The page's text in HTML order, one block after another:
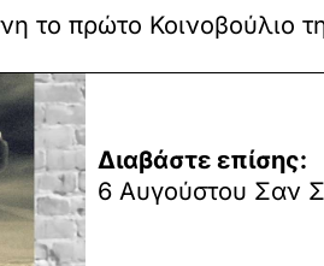
το πρώτο Κοινοβούλιο
Διαβάστε επίσης:
6 Αυγούστου Σαν